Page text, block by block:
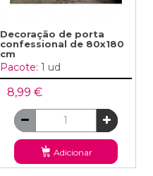
Decoração de porta
confessional de 80x180
cm
Pacote: 1 ud
8,99 €
Adicionar